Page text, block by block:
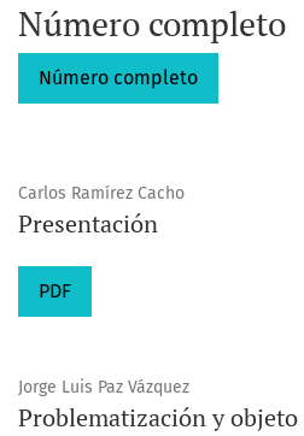
Número completo
Número completo
Carlos Ramírez Cacho
Presentación
PDF
Jorge Luis Paz Vázquez
Problematización y